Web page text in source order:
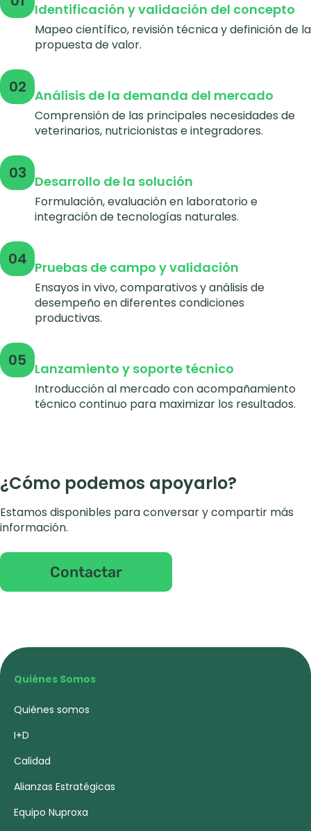
Identificación y validación del concepto
Mapeo científico, revisión técnica y definición de la
propuesta de valor.
02 Análisis de la demanda del mercado
Comprensión de las principales necesidades de
veterinarios, nutricionistas e integradores.
03 Desarrollo de la solución
Formulación, evaluación en laboratorio e
integración de tecnologías naturales.
04 Pruebas de campo y validación
Ensayos in vivo, comparativos y análisis de
desempeño en diferentes condiciones
productivas.
05 Lanzamiento y soporte técnico
Introducción al mercado con acompañamiento
técnico continuo para maximizar los resultados.
¿Cómo podemos apoyarlo?
Estamos disponibles para conversar y compartir más
información.
Contactar
Quiénes Somos
Quiénes somos
I+D
Calidad
Alianzas Estratégicas
Equipo Nuproxa